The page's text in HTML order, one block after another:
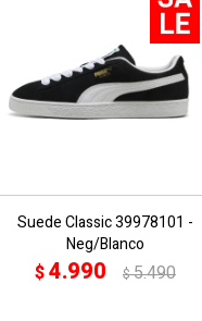
Suede Classic 39978101 -
Neg/Blanco
$4.990 $5.490